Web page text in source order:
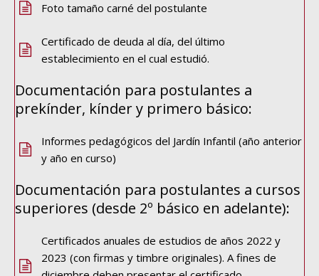
Foto tamaño carné del postulante
Certificado de deuda al día, del último
establecimiento en el cual estudió.
Documentación para postulantes a
prekínder, kínder y primero básico:
Informes pedagógicos del Jardín Infantil (año anterior
y año en curso)
Documentación para postulantes a cursos
superiores (desde 2º básico en adelante):
Certificados anuales de estudios de años 2022 y
2023 (con firmas y timbre originales). A fines de